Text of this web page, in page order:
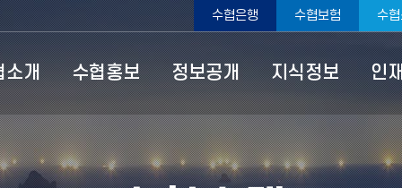
수협은행 수협보험 수
소개 수협홍보 정보공개 지식정보 인